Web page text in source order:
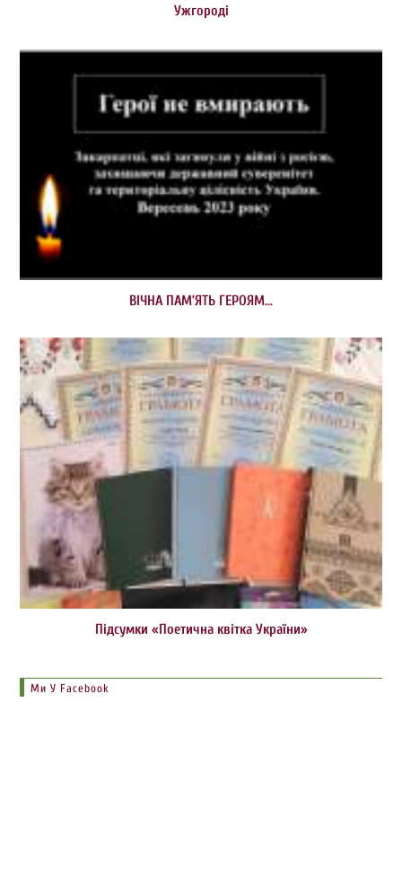
Ужгороді
ВІЧНА ПАМ’ЯТЬ ГЕРОЯМ…
Підсумки «Поетична квітка України»
Ми У Facebook